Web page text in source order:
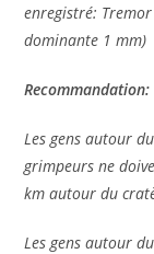
enregistré:
dominante 1 mm)
Recommandation:
Les gens autour
grimpeurs ne
km autour du
Les gens autour